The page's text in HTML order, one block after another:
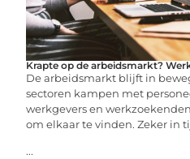
Krapte op de arbeidsmarkt?
De arbeidsmarkt blijft in
sectoren kampen met
werkgevers en
om elkaar te vinden. Zeker in
...